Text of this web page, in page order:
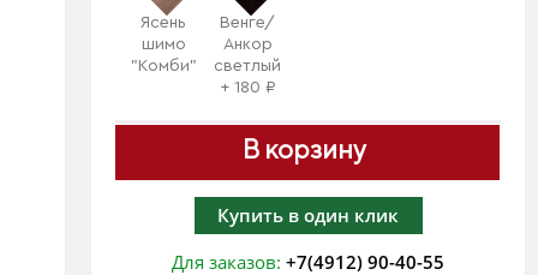
В корзину
Купить в один клик
Ясень
шимо
"Комби"
Венге/
Анкор
светлый
+ 180 ₽
Для заказов:+7(4912) 90-40-55